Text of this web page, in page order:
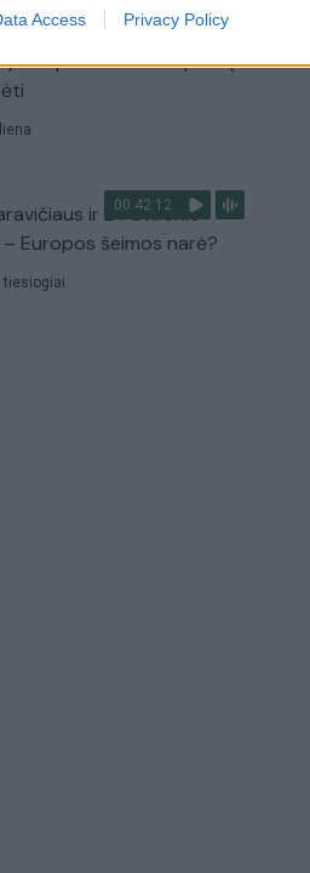
Access Privacy Policy
00:15:25
mokslo metams –
primena: štai apie ką
00:42:12
ir Ž Pavilionio
– Europos šeimos narė?
tiesiogiai